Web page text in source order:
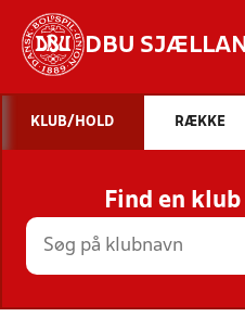
DBU
STILLINGER,
KLUB/HOLD RÆKKE
Find en